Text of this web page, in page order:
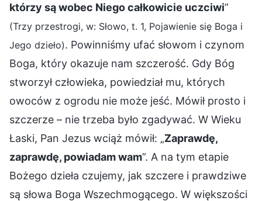
którzy są wobec Niego całkowicie uczciwi”
(Trzy przestrogi, w: Słowo, t. 1, Pojawienie się Boga i
Jego dzieło). Powinniśmy ufać słowom i czynom
Boga, który okazuje nam szczerość. Gdy Bóg
stworzył człowieka, powiedział mu, których
owoców z ogrodu nie może jeść. Mówił prosto i
szczerze – nie trzeba było zgadywać. W Wieku
Łaski, Pan Jezus wciąż mówił: „Zaprawdę,
zaprawdę, powiadam wam”. A na tym etapie
Bożego dzieła czujemy, jak szczere i prawdziwe
są słowa Boga Wszechmogącego. W większości